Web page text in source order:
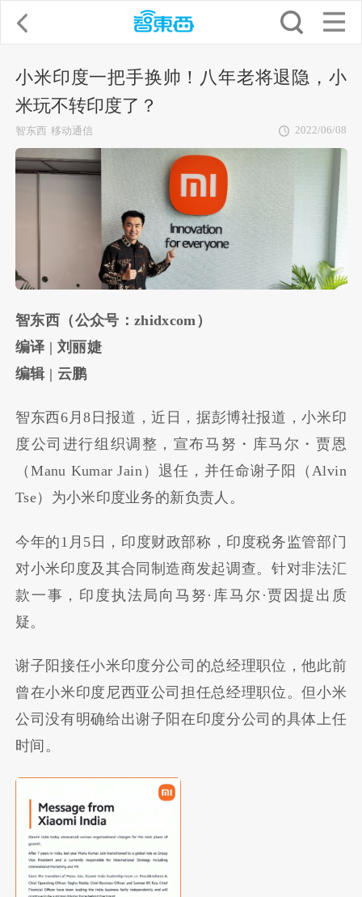
小米印度一把手换帅！八年老将退隐，小
米玩不转印度了？
智东西 移动通信 2022/06/08
智东西（公众号：zhidxcom）
编译 | 刘丽婕
编辑 | 云鹏
智东西6月8日报道，近日，据彭博社报道，小米印
度公司进行组织调整，宣布马努・库马尔・贾恩
（Manu Kumar Jain）退任，并任命谢子阳（Alvin
Tse）为小米印度业务的新负责人。
今年的1月5日，印度财政部称，印度税务监管部门
对小米印度及其合同制造商发起调查。针对非法汇
款一事，印度执法局向马努·库马尔·贾因提出质
疑。
谢子阳接任小米印度分公司的总经理职位，他此前
曾在小米印度尼西亚公司担任总经理职位。但小米
公司没有明确给出谢子阳在印度分公司的具体上任
时间。